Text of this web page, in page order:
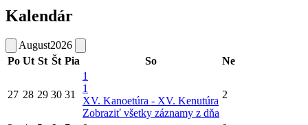
Kalendár
August2026
Po Ut St Št Pia So Ne
27 28 29 30 31
1
1
XV. Kanoetúra - XV. Kenutúra
Zobraziť všetky záznamy z dňa
2